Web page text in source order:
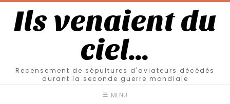
Ils venaient du
ciel…
Recensement de sépultures d'aviateurs décédés
durant la seconde guerre mondiale
MENU